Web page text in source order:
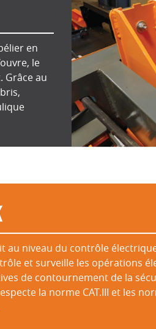
en
le
Grâce au
au niveau du contrôle
et surveille les opérations
de contournement de la
la norme CAT.III et les